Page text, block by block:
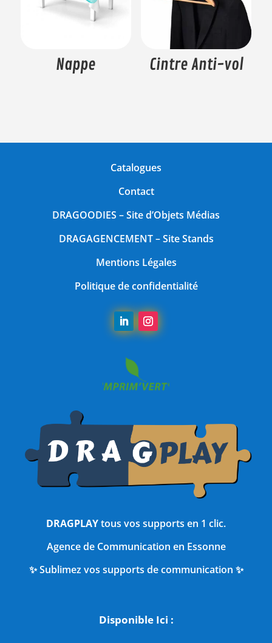
Nappe Cintre Anti-vol
Catalogues
Contact
DRAGOODIES – Site d’Objets Médias
DRAGAGENCEMENT– Site Stands
Mentions Légales
Politique de confidentialité
DRAGPLAYtous vos supports en 1 clic.
Agence de Communication en Essonne
✨ Sublimez vos supports de communication ✨
Disponible Ici :